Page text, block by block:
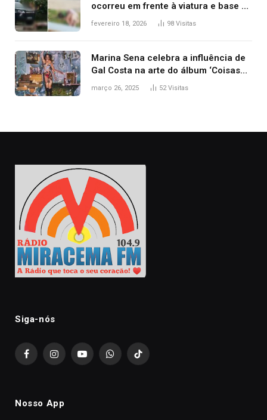
ocorreu em frente à viatura e base de
segurança; polícia investiga
fevereiro 18, 2026 98 Visitas
Marina Sena celebra a influência de
Gal Costa na arte do álbum ‘Coisas
naturais’
março 26, 2025 52Visitas
Siga-nós
FacebookInstagramYouTubeWhatsAppTikTok
Nosso App